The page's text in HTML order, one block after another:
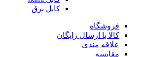
کابل برق
فروشگاه
کالا با ارسال رایگان
علاقه مندی
مقایسه